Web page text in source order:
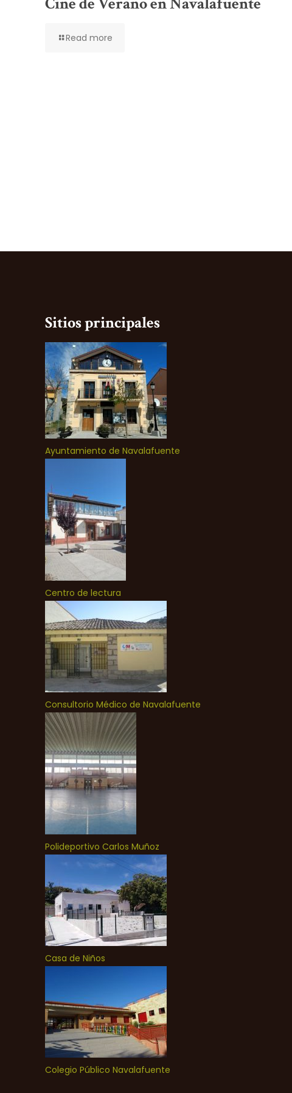
Read more
Sitios principales
Ayuntamiento de Navalafuente
Centro de lectura
Consultorio Médico de Navalafuente
Polideportivo Carlos Muñoz
Casa de Niños
Colegio Público Navalafuente